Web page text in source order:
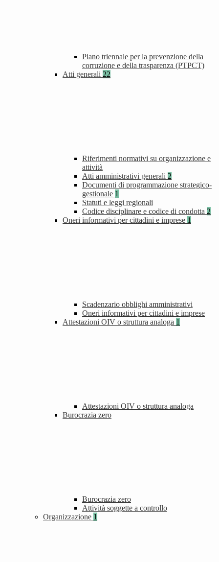
Piano triennale per la prevenzione della
corruzione e della trasparenza (PTPCT)
Atti generali 22
Riferimenti normativi su organizzazione e
attività
Atti amministrativi generali 2
Documenti di programmazione strategico-
gestionale 1
Statuti e leggi regionali
Codice disciplinare e codice di condotta 2
Oneri informativi per cittadini e imprese 1
Scadenzario obblighi amministrativi
Oneri informativi per cittadini e imprese
Attestazioni OIV o struttura analoga 1
Attestazioni OIV o struttura analoga
Burocrazia zero
Burocrazia zero
Attività soggette a controllo
Organizzazione 1